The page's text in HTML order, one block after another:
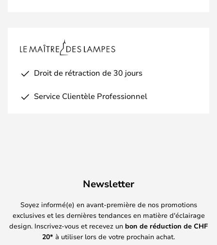
Droit de rétraction de 30 jours
Service Clientèle Professionnel
Newsletter
Soyez informé(e) en avant-première de nos promotions
exclusives et les dernières tendances en matière d'éclairage
design. Inscrivez-vous et recevez un bon de réduction de CHF
20* à utiliser lors de votre prochain achat.